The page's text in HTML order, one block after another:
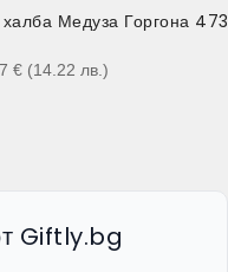
Медуза Горгона 473
€ (14.22 лв.)
Giftly.bg